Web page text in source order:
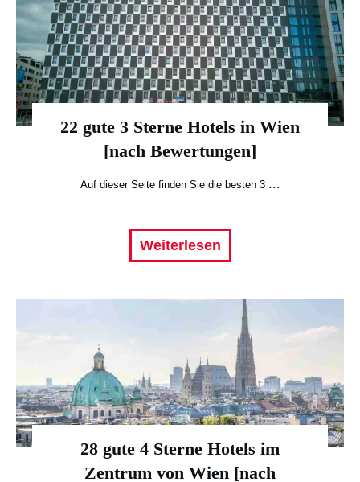
22 gute 3 Sterne Hotels in Wien
[nach Bewertungen]
Auf dieser Seite finden Sie die besten 3 ...
Weiterlesen
28 gute 4 Sterne Hotels im
Zentrum von Wien [nach